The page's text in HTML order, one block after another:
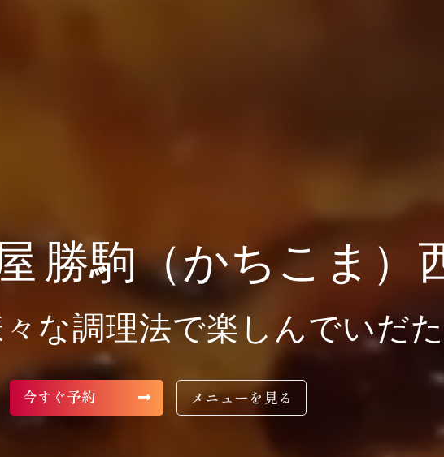
勝駒（かちこま）
な調理法で楽しんでいだた
今すぐ予約 メニューを見る